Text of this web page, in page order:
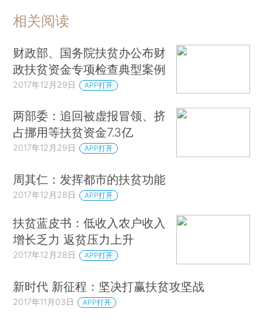
相关阅读
财政部、国务院扶贫办公布财
政扶贫资金专项检查典型案例
2017年12月29日 APP打开
两部委：追回被虚报冒领、挤
占挪用等扶贫资金7.3亿
2017年12月29日 APP打开
周其仁：发挥都市的扶贫功能
2017年12月28日 APP打开
扶贫蓝皮书：低收入农户收入
增长乏力 返贫压力上升
2017年12月28日 APP打开
新时代 新征程：坚决打赢扶贫攻坚战
2017年11月03日 APP打开